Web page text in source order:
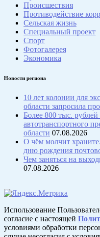
Происшествия
Противодействие
Сельская жизнь
Специальный проект
Спорт
Фотогалерея
Экономика
Новости региона
10 лет колонии для
области запросила
Более 800 тыс.
автотранспортного
области 07.08.2026
О чём молчит
дню рождения
Чем заняться на
07.08.2026
Использование
согласие с настоящей
условиями обработки